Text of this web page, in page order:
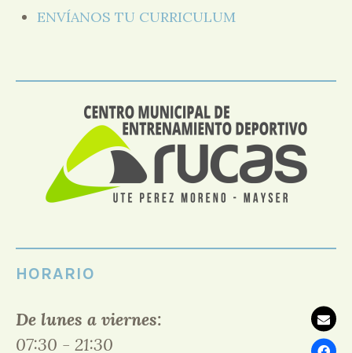
ENVÍANOS TU CURRICULUM
HORARIO
De lunes a viernes:
07:30 - 21:30